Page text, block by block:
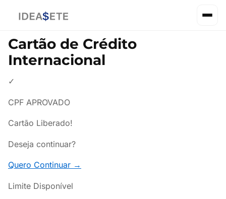
Cartão de Crédito
Internacional
✓
CPF APROVADO
Cartão Liberado!
Deseja continuar?
Quero Continuar →
Limite Disponível